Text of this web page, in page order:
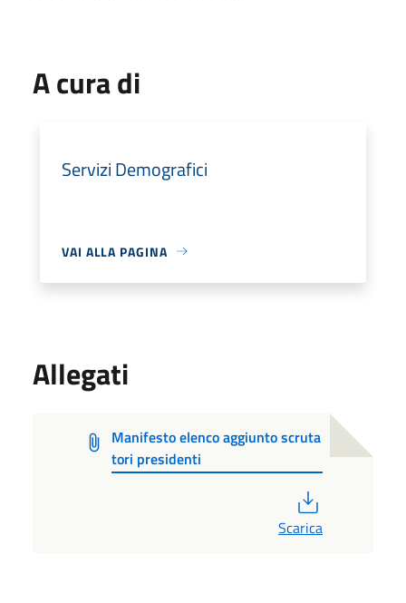
A cura di
Servizi Demografici
VAI ALLA PAGINA
Allegati
Manifesto elenco aggiunto scruta
tori presidenti
Scarica